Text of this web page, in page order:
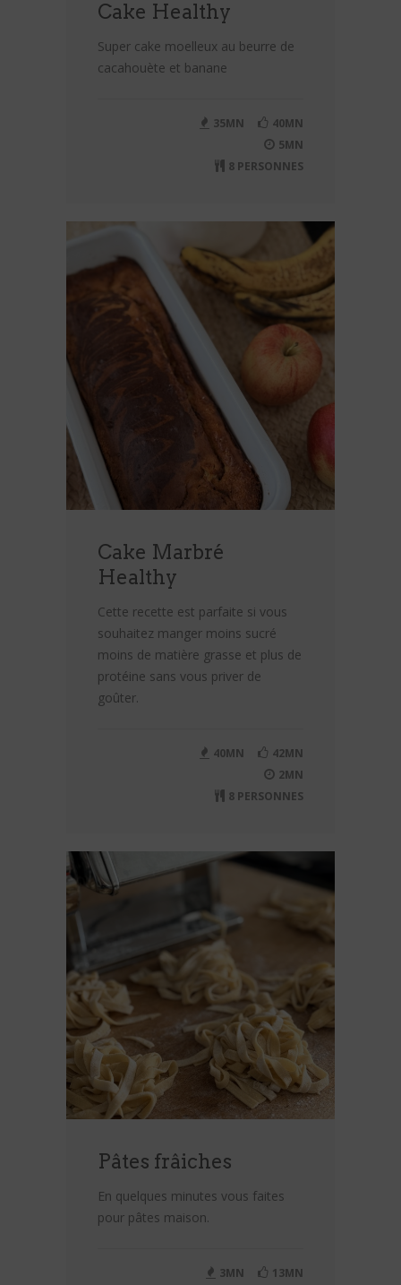
Cake Healthy
Super cake moelleux au beurre de
cacahouète et banane
40MN
35MN
5MN
8 PERSONNES
Cake Marbré
Healthy
Cette recette est parfaite si vous
souhaitez manger moins sucré
moins de matière grasse et plus de
protéine sans vous priver de
goûter.
42MN
40MN
2MN
8 PERSONNES
Pâtes frâiches
En quelques minutes vous faites
pour pâtes maison.
13MN
3MN